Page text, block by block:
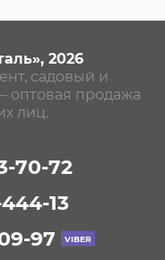
2026
садовый и
оптовая продажа
лиц.
70-72
13
97